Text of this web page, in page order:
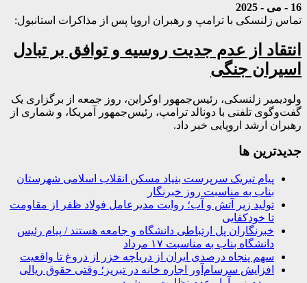
16 - می - 2025
تماس زلنسکی با ترامپ و رهبران اروپا پس از مذاکرات استانبول:
انتقاد از عدم جدیت روسیه و توافق بر تبادل
اسیران جنگی
ولودیمیر زلنسکی، رئیس‌جمهور اوکراین، روز جمعه از برگزاری یک
گفت‌وگوی تلفنی با دونالد ترامپ، رئیس‌جمهور آمریکا، و شماری از
رهبران ارشد اروپایی خبر داد.
جديدترين ها
پیام تبریک سرپرست بنیاد مسکن انقلاب اسلامی شهرستان
بناب به مناسبت روز خبرنگار
تولید زیر آتش و آب؛ روایت مدیرعامل فولاد ظفر از مقاومت
تا خودکفایی
خبرنگاران پل ارتباطی دانشگاه و جامعه هستند / پیام رئیس
دانشگاه بناب به مناسبت ۱۷ مرداد
سهم پنجاه درصدی ایران از دریاچه خزر از دروغ تا واقعیت
افزایش سرسام‌آور اجاره خانه در تبریز؛ وقتی حقوق ریالی